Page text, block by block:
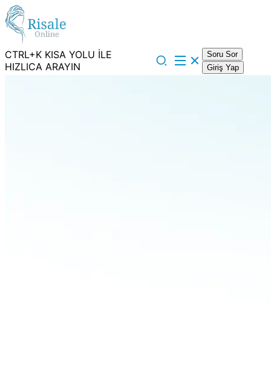
CTRL+K KISA YOLU İLE
HIZLICA ARAYIN
Soru Sor
Giriş Yap